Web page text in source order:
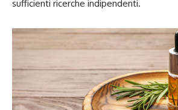
sufficienti ricerche indipendenti.